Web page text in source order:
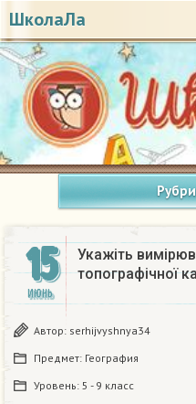
ШколаЛа
15
ИЮНЬ
Укажіть
топографічної
Автор: serhijvyshnya34
Предмет: География
Уровень: 5 - 9 класс